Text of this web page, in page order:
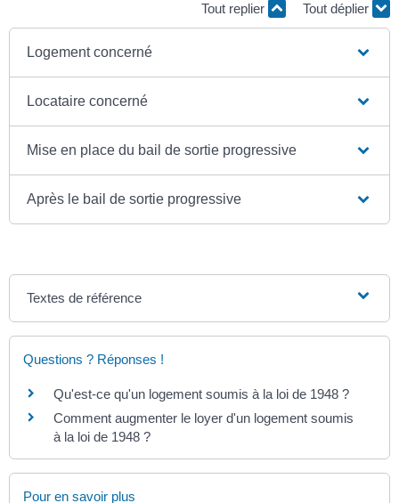
Tout replier Tout déplier
Logement concerné
Locataire concerné
Mise en place du bail de sortie progressive
Après le bail de sortie progressive
Textes de référence
Questions ? Réponses !
Qu'est-ce qu'un logement soumis à la loi de 1948 ?
Comment augmenter le loyer d'un logement soumis
à la loi de 1948 ?
Pour en savoir plus